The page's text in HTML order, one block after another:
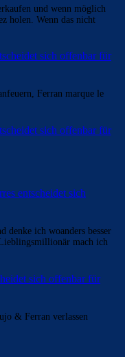
und wenn möglich
holen. Wenn das nicht
sich offenbar für
Ferran marque le
sich offenbar für
entscheidet sich
denke ich woanders besser
mach ich
sich offenbar für
& Ferran verlassen